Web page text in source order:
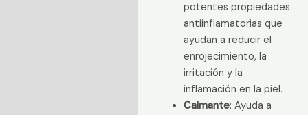
potentes propiedades
antiinflamatorias que
ayudan a reducir el
enrojecimiento, la
irritación y la
inflamación en la piel.
Calmante: Ayuda a